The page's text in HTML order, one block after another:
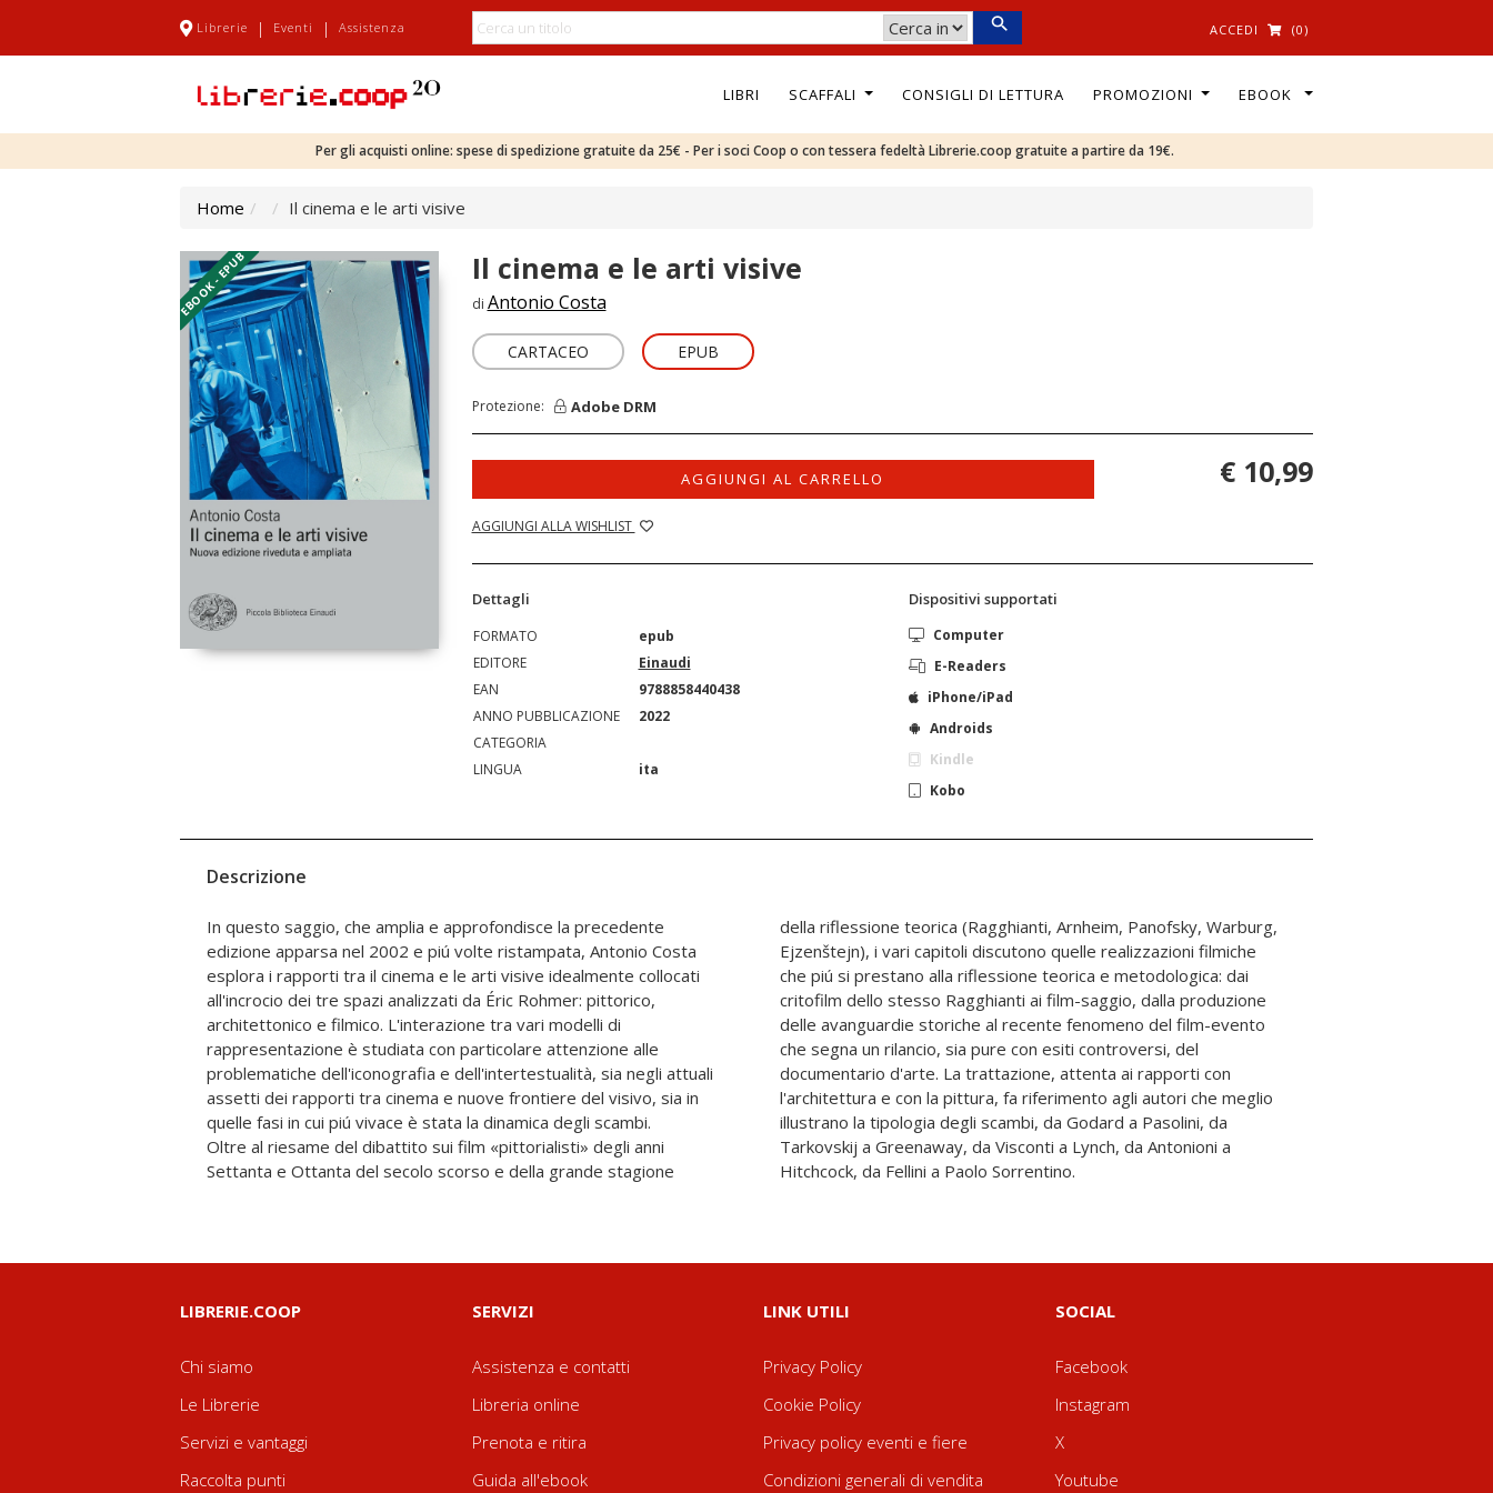
Librerie | Eventi | Assistenza ACCEDI (0)
LIBRI SCAFFALI CONSIGLI DI LETTURA PROMOZIONI EBOOK
Per gli acquisti online: spese di spedizione gratuite da 25€ - Per i soci Coop o con tessera fedeltà Librerie.coop gratuite a partire da 19€.
Home Il cinema e le arti visive
EBOOK - EPUB Il cinema e le arti visive
di Antonio Costa
CARTACEO EPUB
Protezione: Adobe DRM
AGGIUNGI AL CARRELLO
AGGIUNGI ALLA WISHLIST
€ 10,99
Dettagli
FORMATO
epub
EDITORE
Einaudi
EAN
9788858440438
ANNO PUBBLICAZIONE
2022
CATEGORIA
LINGUA
ita
Dispositivi supportati
Computer
E-Readers
iPhone/iPad
Androids
Kindle
Kobo
Descrizione
In questo saggio, che amplia e approfondisce la precedente
edizione apparsa nel 2002 e piú volte ristampata, Antonio Costa
esplora i rapporti tra il cinema e le arti visive idealmente collocati
all'incrocio dei tre spazi analizzati da Éric Rohmer: pittorico,
architettonico e filmico. L'interazione tra vari modelli di
rappresentazione è studiata con particolare attenzione alle
problematiche dell'iconografia e dell'intertestualità, sia negli attuali
assetti dei rapporti tra cinema e nuove frontiere del visivo, sia in
quelle fasi in cui piú vivace è stata la dinamica degli scambi.
Oltre al riesame del dibattito sui film «pittorialisti» degli anni
Settanta e Ottanta del secolo scorso e della grande stagione
della riflessione teorica (Ragghianti, Arnheim, Panofsky, Warburg,
Ejzenštejn), i vari capitoli discutono quelle realizzazioni filmiche
che piú si prestano alla riflessione teorica e metodologica: dai
critofilm dello stesso Ragghianti ai film-saggio, dalla produzione
delle avanguardie storiche al recente fenomeno del film-evento
che segna un rilancio, sia pure con esiti controversi, del
documentario d'arte. La trattazione, attenta ai rapporti con
l'architettura e con la pittura, fa riferimento agli autori che meglio
illustrano la tipologia degli scambi, da Godard a Pasolini, da
Tarkovskij a Greenaway, da Visconti a Lynch, da Antonioni a
Hitchcock, da Fellini a Paolo Sorrentino.
LIBRERIE.COOP
Chi siamo
Le Librerie
Servizi e vantaggi
Raccolta punti
SERVIZI
Assistenza e contatti
Libreria online
Prenota e ritira
Guida all'ebook
LINK UTILI
Privacy Policy
Cookie Policy
Privacy policy eventi e fiere
Condizioni generali di vendita
SOCIAL
Facebook
Instagram
X
Youtube